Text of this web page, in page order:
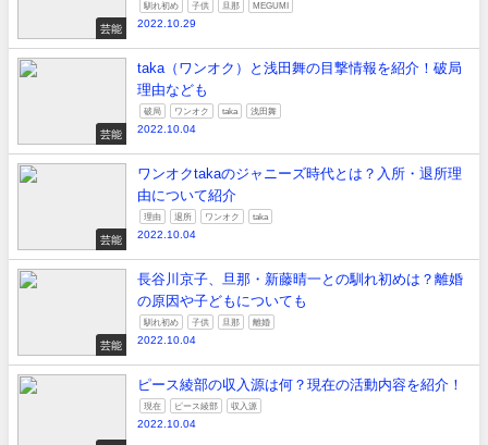
芸能
馴れ初め 子供 旦那 MEGUMI
2022.10.29
芸能
taka（ワンオク）と浅田舞の目撃情報を紹介！破局
理由なども
破局 ワンオク taka 浅田舞
2022.10.04
芸能
ワンオクtakaのジャニーズ時代とは？入所・退所理
由について紹介
理由 退所 ワンオク taka
2022.10.04
芸能
長谷川京子、旦那・新藤晴一との馴れ初めは？離婚
の原因や子どもについても
馴れ初め 子供 旦那 離婚
2022.10.04
ピース綾部の収入源は何？現在の活動内容を紹介！
現在 ピース綾部 収入源
2022.10.04